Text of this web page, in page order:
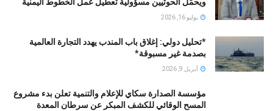
ويحمّل الحوثيين مسؤولية تعطيل عمل الخطوط اليمنية
يوليو 16, 2026
*تحليل دولي: إغلاق باب المندب يهدد التجارة العالمية
بصدمة غير مسبوقة*
أبريل 9, 2026
مؤسسة الصدارة سكاي للإعلام والتنمية تعلن بدء مشروع
المسح الوقائي للكشف المبكر عن سرطان المعدة